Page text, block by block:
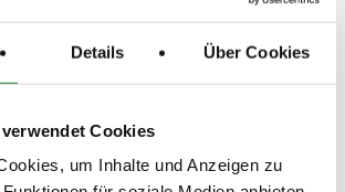
Details Über Cookies
Cookies
um Inhalte und Anzeigen zu
Amateur-Dressurprüfung